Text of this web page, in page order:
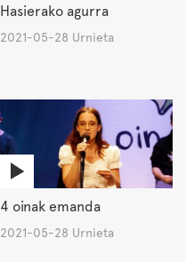
Hasierako agurra
2021-05-28 Urnieta
4 oinak emanda
2021-05-28 Urnieta